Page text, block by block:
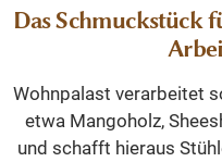
Das Schmuckstück
Wohnpalast verarbeitet
etwa Mangoholz,
und schafft hieraus